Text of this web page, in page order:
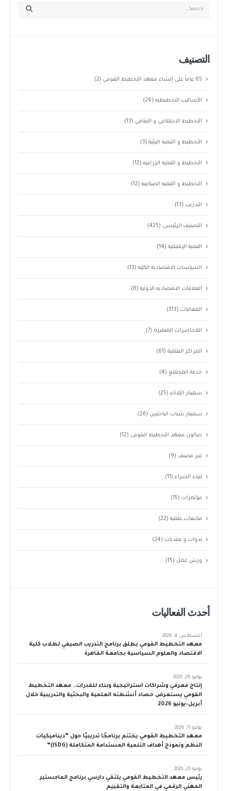
التصنيف
65 عاماً على إنشاء معهد التخطيط القومى (2)
الأساليب التخطيطيه(26)
التخطيط الاجتماعي و الثقافي (13)
التخطيط و التنمية البيئية(3)
التخطيط و التنميه الزراعيه(12)
التخطيط و التنميه الصناعيه(12)
التدريب (13)
التصنيف الرئيسى (425)
التنميه الإقليميه(14)
السياسات الاقتصاديه الكليه(13)
العلاقات الاقتصاديه الدوليه(8)
الفعاليات (313)
المحاضرات المتميزة (7)
المراكز العلمية(61)
خدمة المجتمع (4)
سمينار الثلاثاء(25)
سمينار شباب الباحثيين (26)
صالون معهد التخطيط القومى (12)
غير مصنف (9)
لقاء الخبراء(11)
مؤتمرات (15)
متابعات علميه(22)
ندوات و منتديات (24)
ورش عمل (15)
أحدث الفعاليات
معهد التخطيط القومي يطلق برنامج التدريب الصيفي لطلاب كلية
الاقتصاد والعلوم السياسية بجامعة القاهرة
أغسطس 4, 2026
إنتاج معرفي وشراكات استراتيجية وبناء للقدرات… معهد التخطيط
القومي يستعرض حصاد أنشطته العلمية والبحثية والتدريبية خلال
أبريل–يونيو 2026
يوليو 28, 2026
معهد التخطيط القومي يختتم برنامجًا تدريبيًا حول “ديناميكيات
النظم ونموذج أهداف التنمية المستدامة المتكاملة (iSDG)”
يوليو 11, 2026
رئيس معهد التخطيط القومي يلتقي دارسي برنامج الماجستير
المهني الرقمي في المتابعة والتقييم
يونيو 23, 2026